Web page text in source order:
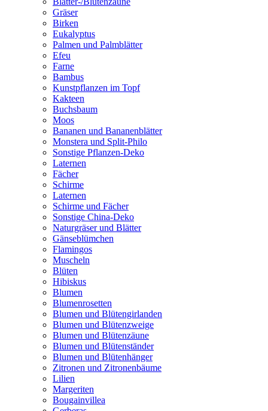
Gräser
Birken
Eukalyptus
Palmen und Palmblätter
Efeu
Farne
Bambus
Kunstpflanzen im Topf
Kakteen
Buchsbaum
Moos
Bananen und Bananenblätter
Monstera und Split-Philo
Sonstige Pflanzen-Deko
Laternen
Fächer
Schirme
Laternen
Schirme und Fächer
Sonstige China-Deko
Naturgräser und Blätter
Gänseblümchen
Flamingos
Muscheln
Blüten
Hibiskus
Blumen
Blumenrosetten
Blumen und Blütengirlanden
Blumen und Blütenzweige
Blumen und Blütenzäune
Blumen und Blütenständer
Blumen und Blütenhänger
Zitronen und Zitronenbäume
Lilien
Margeriten
Bougainvillea